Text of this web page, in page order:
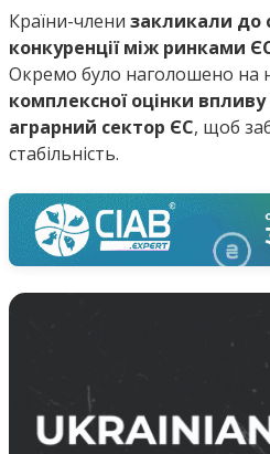
Країни-члени закликали до
конкуренції між ринками
Окремо було наголошено на
комплексної оцінки
аграрний сектор ЄС, щоб
стабільність.